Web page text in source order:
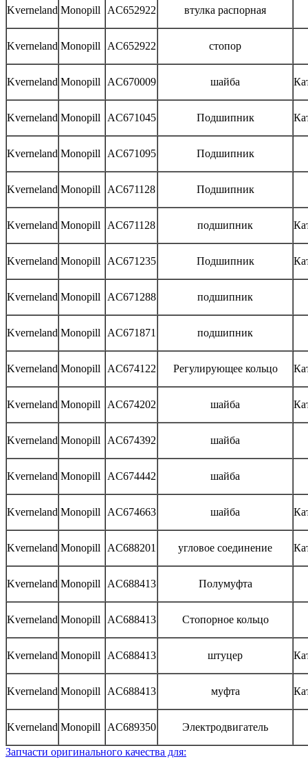
Kverneland Monopill AC652922 втулка распорная
Kverneland Monopill AC652922 стопор
Kverneland Monopill AC670009 шайба
Kverneland Monopill AC671045 Подшипник
Kverneland Monopill AC671095 Подшипник
Kverneland Monopill AC671128 Подшипник
Kverneland Monopill AC671128 подшипник
Kverneland Monopill AC671235 Подшипник
Kverneland Monopill AC671288 подшипник
Kverneland Monopill AC671871 подшипник
Kverneland Monopill AC674122 Регулирующее кольцо
Kverneland Monopill AC674202 шайба
Kverneland Monopill AC674392 шайба
Kverneland Monopill AC674442 шайба
Kverneland Monopill AC674663 шайба
Kverneland Monopill AC688201 угловое соединение
Kverneland Monopill AC688413 Полумуфта
Kverneland Monopill AC688413 Стопорное кольцо
Kverneland Monopill AC688413 штуцер
Kverneland Monopill AC688413 муфта
Kverneland Monopill AC689350 Электродвигатель
Запчасти оригинального качества для: